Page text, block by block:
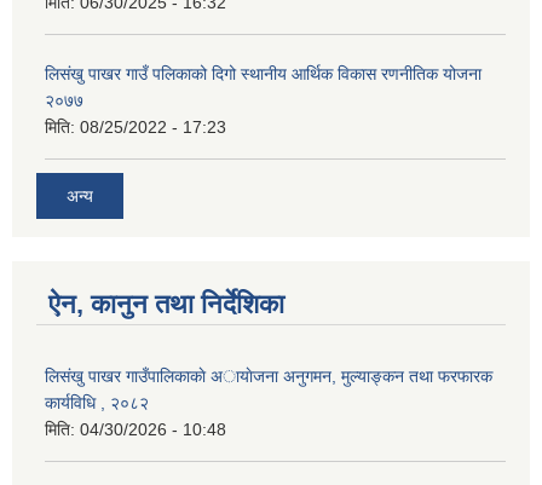
लिसंखु पाखर गाउँ पलिकाको दिगो स्थानीय आर्थिक विकास रणनीतिक योजना
२०७७
मिति: 08/25/2022 - 17:23
अन्य
ऐन, कानुन तथा निर्देशिका
लिसंखु पाखर गाउँपालिकाकाे अायाेजना अनुगमन, मुल्याङ्कन तथा फरफारक
कार्यविधि , २०८२
मिति: 04/30/2026 - 10:48